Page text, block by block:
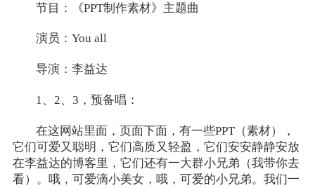
节目：《PPT制作素材》主题曲
演员：You all
导演：李益达
1、2、3，预备唱：
在这网站里面，页面下面，有一些PPT（素材），
它们可爱又聪明，它们高质又轻盈，它们安安静静安放
在李益达的博客里，它们还有一大群小兄弟（我带你去
看）。哦，可爱滴小美女，哦，可爱的小兄弟。我们一